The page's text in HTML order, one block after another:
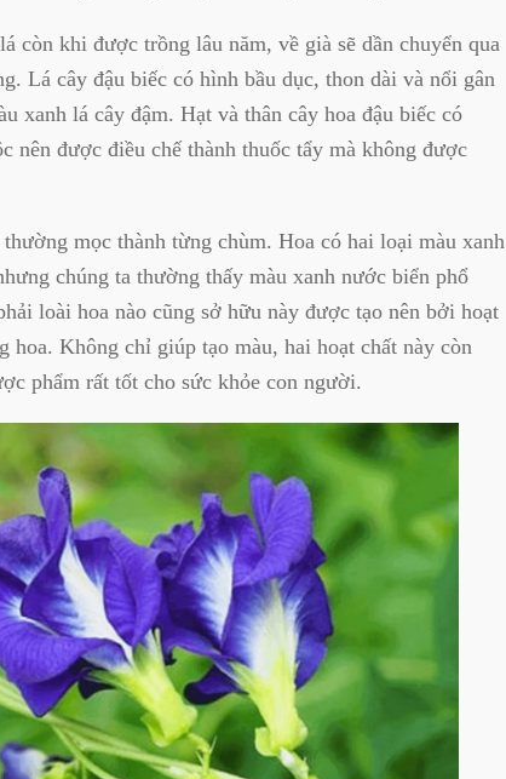
còn khi được trồng lâu năm, về già sẽ dần chuyển qua
Lá cây đậu biếc có hình bầu dục, thon dài và nổi gân
xanh lá cây đậm. Hạt và thân cây hoa đậu biếc có
nên được điều chế thành thuốc tẩy mà không được
mọc thành từng chùm. Hoa có hai loại màu xanh
chúng ta thường thấy màu xanh nước biển phổ
loài hoa nào cũng sở hữu này được tạo nên bởi hoạt
hoa. Không chỉ giúp tạo màu, hai hoạt chất này còn
phẩm rất tốt cho sức khỏe con người.